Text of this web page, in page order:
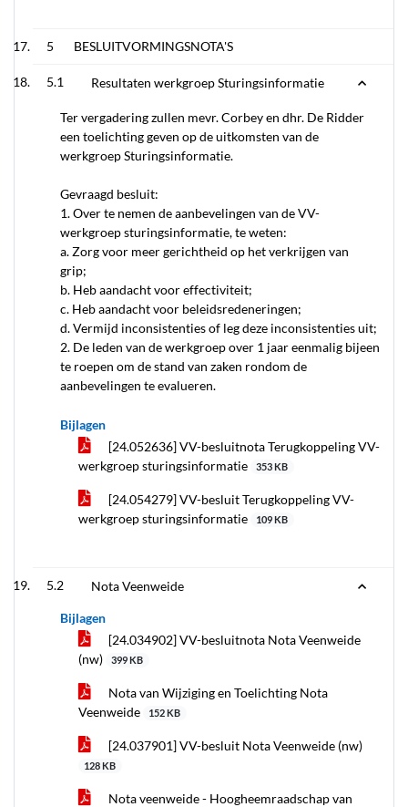
5 BESLUITVORMINGSNOTA'S
5.1 Resultaten werkgroep Sturingsinformatie
Ter vergadering zullen mevr. Corbey en dhr. De Ridder
een toelichting geven op de uitkomsten van de
werkgroep Sturingsinformatie.
Gevraagd besluit:
1. Over te nemen de aanbevelingen van de VV-
werkgroep sturingsinformatie, te weten:
a. Zorg voor meer gerichtheid op het verkrijgen van
grip;
b. Heb aandacht voor effectiviteit;
c. Heb aandacht voor beleidsredeneringen;
d. Vermijd inconsistenties of leg deze inconsistenties uit;
2. De leden van de werkgroep over 1 jaar eenmalig bijeen
te roepen om de stand van zaken rondom de
aanbevelingen te evalueren.
Bijlagen
[24.052636] VV-besluitnota Terugkoppeling VV-
werkgroep sturingsinformatie
353 KB
[24.054279] VV-besluit Terugkoppeling VV-
werkgroep sturingsinformatie
109 KB
5.2 Nota Veenweide
Bijlagen
[24.034902] VV-besluitnota Nota Veenweide
(nw)
399 KB
Nota van Wijziging en Toelichting Nota
Veenweide
152 KB
[24.037901] VV-besluit Nota Veenweide (nw)
128 KB
Nota veenweide - Hoogheemraadschap van